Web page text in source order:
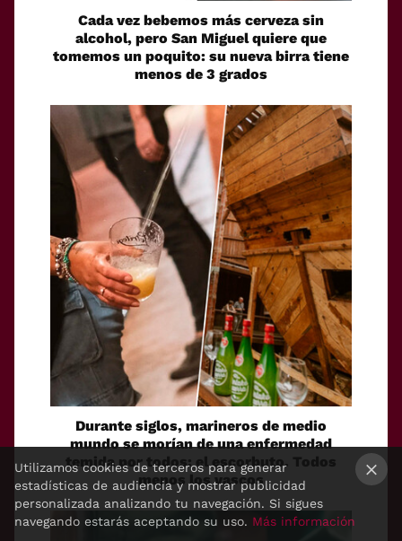
Cada vez bebemos más cerveza sin
alcohol, pero San Miguel quiere que
tomemos un poquito: su nueva birra tiene
menos de 3 grados
Durante siglos, marineros de medio
mundo se morían de una enfermedad
temida por todos: el escorbuto. Todos
menos los vascos
Utilizamos cookies de terceros para generar
estadísticas de audiencia y mostrar publicidad
personalizada analizando tu navegación. Si sigues
navegando estarás aceptando su uso. Más información